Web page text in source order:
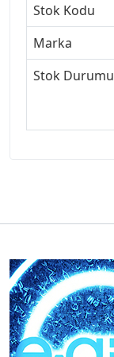
Stok Kodu
Marka
Stok Durumu